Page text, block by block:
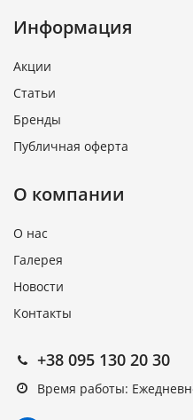
Информация
Акции
Статьи
Бренды
Публичная оферта
О компании
О нас
Галерея
Новости
Контакты
+38 095 130 20 30
Время работы: